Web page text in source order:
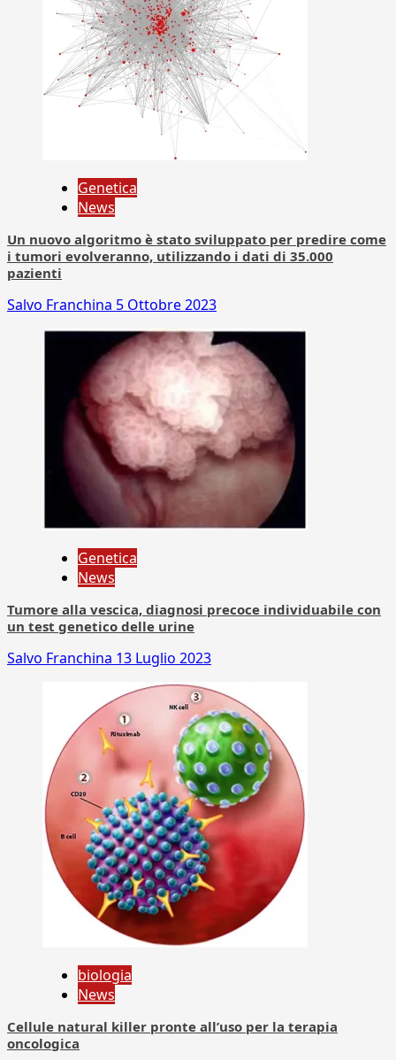
Genetica
News
Un nuovo algoritmo è stato sviluppato per predire come
i tumori evolveranno, utilizzando i dati di 35.000
pazienti
Salvo Franchina 5 Ottobre 2023
Genetica
News
Tumore alla vescica, diagnosi precoce individuabile con
un test genetico delle urine
Salvo Franchina 13 Luglio 2023
biologia
News
Cellule natural killer pronte all’uso per la terapia
oncologica